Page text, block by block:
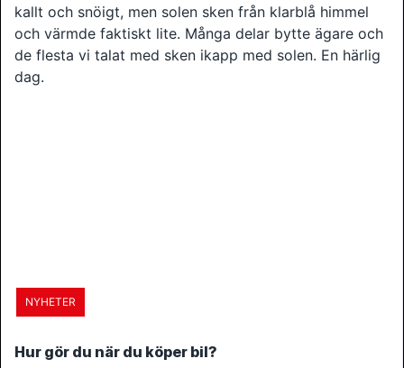
kallt och snöigt, men solen sken från klarblå himmel
och värmde faktiskt lite. Många delar bytte ägare och
de flesta vi talat med sken ikapp med solen. En härlig
dag.
NYHETER
Hur gör du när du köper bil?